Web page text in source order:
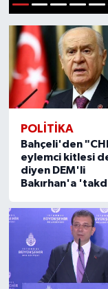
POLITIKA
Bahçeli'den
eylemci kitlesi
diyen DEM'li
Bakırhan'a